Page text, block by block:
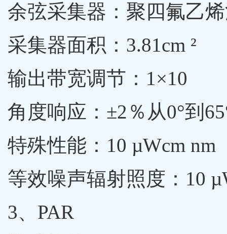
余弦采集器：聚四氟乙
采集器面积：3.81cm ²
输出带宽调节：1×10
角度响应：±2％从0°到
特殊性能：10 µWcm nm
等效噪声辐射照度
3、PAR